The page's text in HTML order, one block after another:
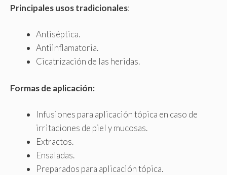
Principales usos tradicionales:
Antiséptica.
Antiinflamatoria.
Cicatrización de las heridas.
Formas de aplicación:
Infusiones para aplicación tópica en caso de
irritaciones de piel y mucosas.
Extractos.
Ensaladas.
Preparados para aplicación tópica.